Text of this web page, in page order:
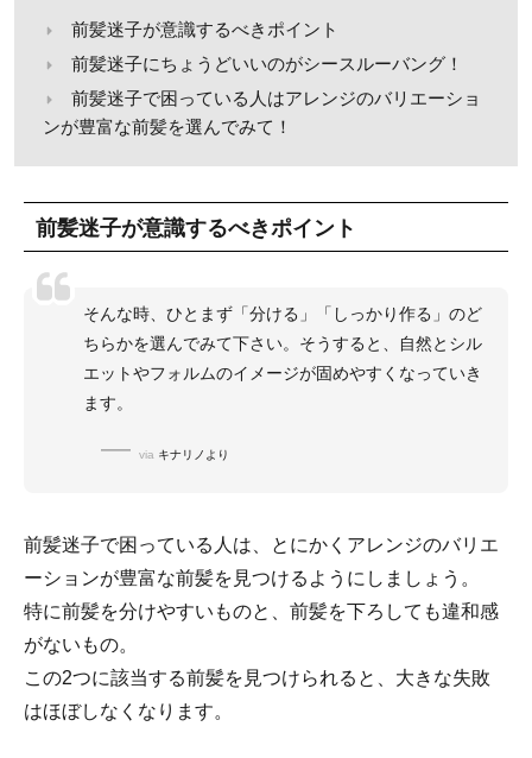
前髪迷子が意識するべきポイント
前髪迷子にちょうどいいのがシースルーバング！
前髪迷子で困っている人はアレンジのバリエーショ
ンが豊富な前髪を選んでみて！
前髪迷子が意識するべきポイント
そんな時、ひとまず「分ける」「しっかり作る」のど
ちらかを選んでみて下さい。そうすると、自然とシル
エットやフォルムのイメージが固めやすくなっていき
ます。
via キナリノより
前髪迷子で困っている人は、とにかくアレンジのバリエ
ーションが豊富な前髪を見つけるようにしましょう。
特に前髪を分けやすいものと、前髪を下ろしても違和感
がないもの。
この2つに該当する前髪を見つけられると、大きな失敗
はほぼしなくなります。